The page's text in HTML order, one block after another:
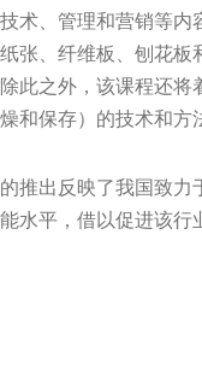
术、管理和营销等内
张、纤维板、刨花板
除此之外，该课程还将
和保存）的技术和方
推出反映了我国致力
水平，借以促进该行